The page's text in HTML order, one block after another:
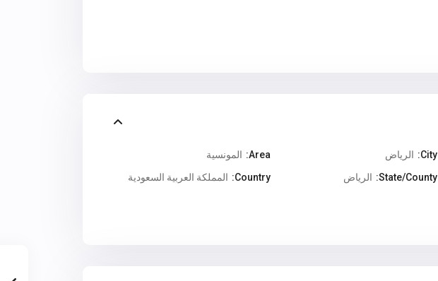
City: الرياض Area:
المونسية
State/County:
الرياض Country: المملكة العربية السعودية